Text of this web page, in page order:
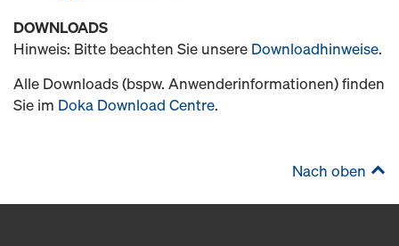
DOWNLOADS
Hinweis: Bitte beachten Sie unsere Downloadhinweise.
Alle Downloads (bspw. Anwenderinformationen) finden
Sie im Doka Download Centre.
Nach oben